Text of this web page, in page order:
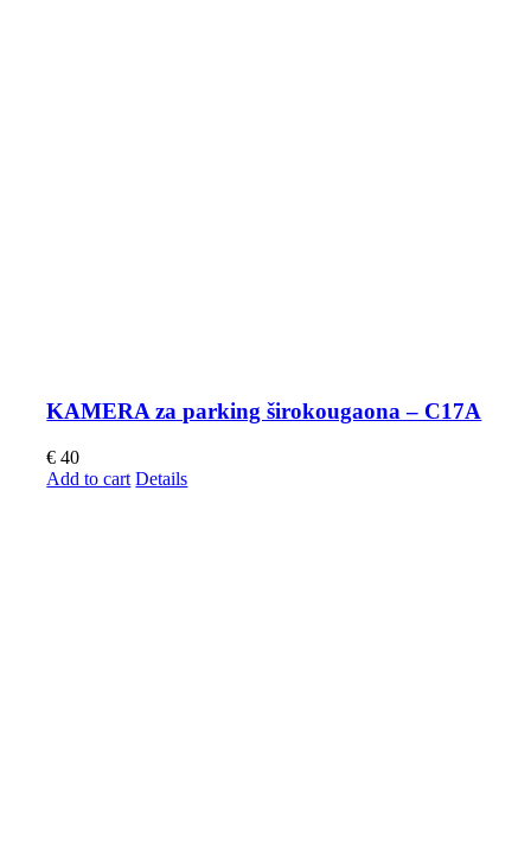
KAMERA za parking širokougaona – C17A
€ 40
Add to cart Details